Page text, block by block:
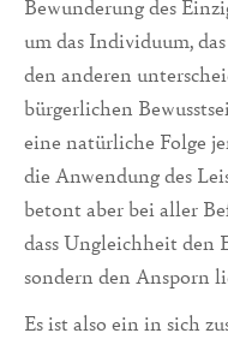
Bewunderung des
um das Individuum,
den anderen
bürgerlichen
eine natürliche Folge
die Anwendung des
betont aber bei aller
dass Ungleichheit den
sondern den Ansporn
Es ist also ein in sich